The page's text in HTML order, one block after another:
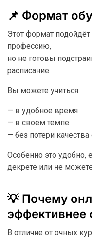
📌 Формат
Этот формат
профессию,
но не готовы
расписание.
Вы можете учиться:
— в удобное время
— в своём темпе
— без потери качества
Особенно это удобно,
декрете или не
💡 Почему
эффективнее
В отличие от очных